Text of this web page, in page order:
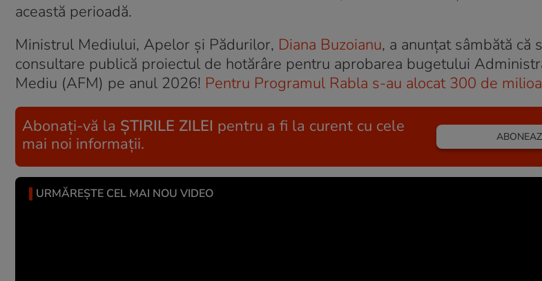
această perioadă.
Ministrul Mediului, Apelor și Pădurilor, Diana Buzoianu, a anunțat sâmbătă că
consultare publică proiectul de hotărâre pentru aprobarea bugetului
Mediu (AFM) pe anul 2026! Pentru Programul Rabla s-au alocat 300 de
Abonați-vă la ȘTIRILE ZILEI pentru a fi la curent cu cele
mai noi informații.
URMĂREȘTE CEL MAI NOU VIDEO